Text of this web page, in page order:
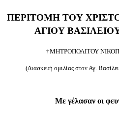
ΠΕΡΙΤΟΜΗ ΤΟΥ
ΑΓΙΟΥ
†ΜΗΤΡΟΠΟΛΙΤΟΥ
(Διασκευή ομιλίας στον Αγ.
Με γέλασαν οι